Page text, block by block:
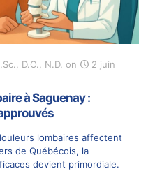
D.O., N.D. on
2 juin
à Saguenay :
lombaires affectent
de Québécois, la
devient primordiale.